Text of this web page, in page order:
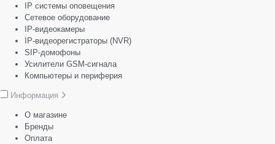
IP системы оповещения
Сетевое оборудование
IP-видеокамеры
IP-видеорегистраторы (NVR)
SIP-домофоны
Усилители GSM-сигнала
Компьютеры и периферия
Информация
О магазине
Бренды
Оплата